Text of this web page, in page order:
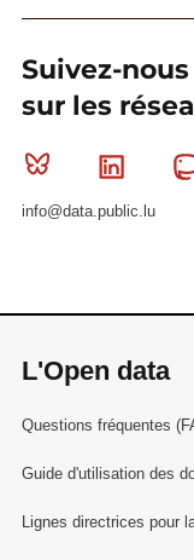
Suivez-nous
sur les
Bluesky
info@data.public.lu
L'Open data
Questions fréquentes
Guide d'utilisation des
Lignes directrices pour